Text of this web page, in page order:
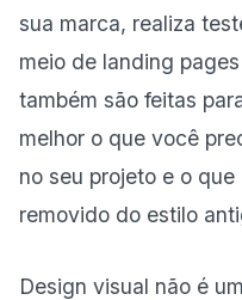
sua marca, realiza
meio de landing
também são feitas
melhor o que você
no seu projeto e o
removido do estilo
Design visual não é